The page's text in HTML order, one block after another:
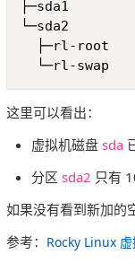
├─sda1
└─sda2
└─rl-swap
这里可以看出：
虚拟机磁盘 sda
分区 sda2 只有
如果没有看到新加的
参考： Rocky Linux